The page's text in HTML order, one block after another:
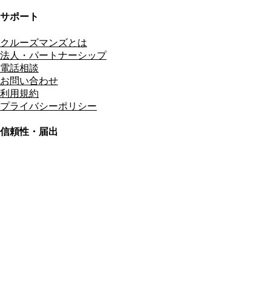
サポート
クルーズマンズとは
法人・パートナーシップ
電話相談
お問い合わせ
利用規約
プライバシーポリシー
信頼性・届出